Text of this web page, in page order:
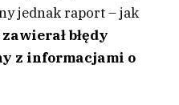
jednak raport – jak
zawierał błędy
z informacjami o